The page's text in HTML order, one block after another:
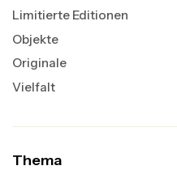
Limitierte Editionen
Objekte
Originale
Vielfalt
Thema